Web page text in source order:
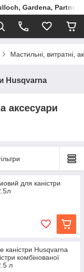
Gardena, Partner
Мастильні, витратні,
Husqvarna
аксесуари
для каністри
каністри Husqvarna
комбінованої
л